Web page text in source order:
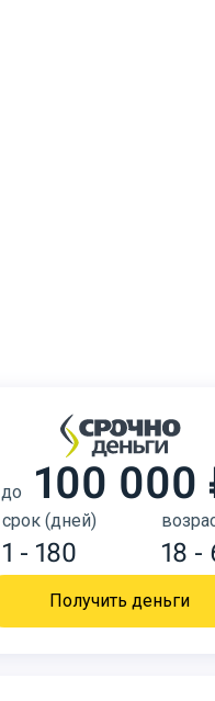
до 100 000
срок (дней)
1 - 180 18 -
Получить деньги